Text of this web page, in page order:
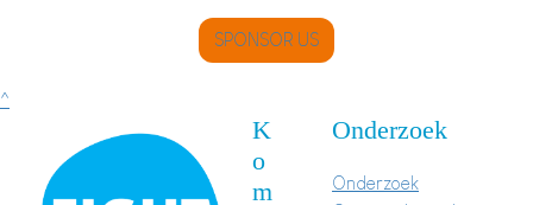
SPONSOR US
^
K
o
m
Onderzoek
Onderzoek